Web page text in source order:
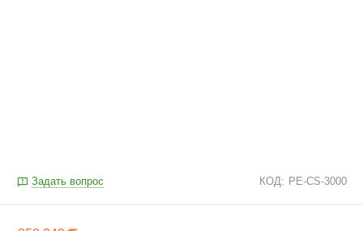
Задать вопрос КОД: PE-CS-3000